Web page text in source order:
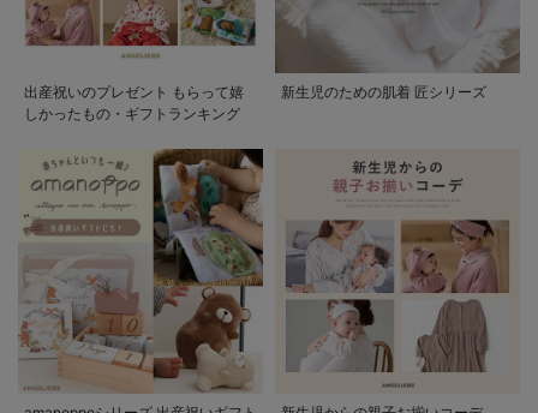
出産祝いのプレゼント もらって嬉
しかったもの・ギフトランキング
新生児のための肌着 匠シリーズ